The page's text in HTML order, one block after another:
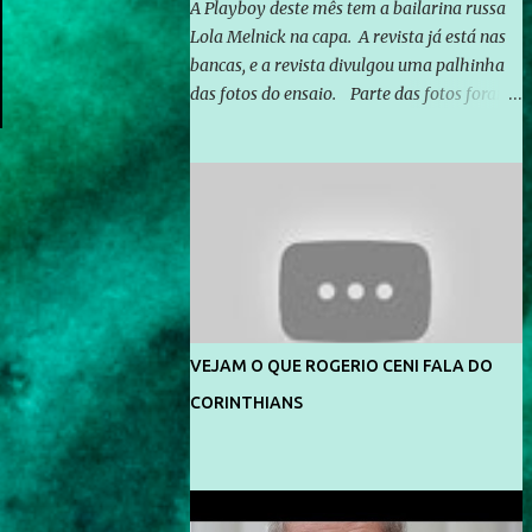
A Playboy deste mês tem a bailarina russa
Lola Melnick na capa. A revista já está nas
bancas, e a revista divulgou uma palhinha
das fotos do ensaio. Parte das fotos foram
divulga capa e primeiras fotos de Lola
Melnick - @aredacao
VEJAM O QUE ROGERIO CENI FALA DO
CORINTHIANS